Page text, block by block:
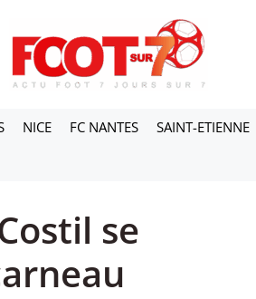
NICE FC NANTES SAINT-ETIENNE
se